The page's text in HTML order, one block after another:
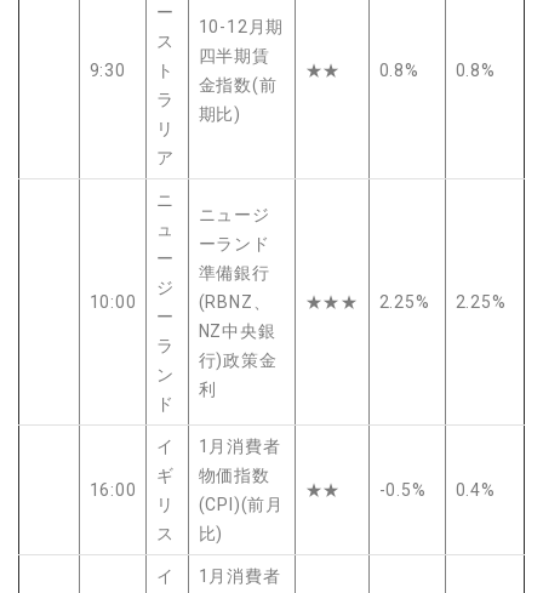
9:30
ー
ス
ト
ラ
リ
ア
10-12月期
四半期賃
金指数(前
期比)
★★ 0.8% 0.8%
10:00
ニ
ュ
ー
ジ
ー
ラ
ン
ド
ニュージ
ーランド
準備銀行
(RBNZ、
NZ中央銀
行)政策金
利
★★★ 2.25% 2.25%
16:00
イ
ギ
リ
ス
1月消費者
物価指数
(CPI)(前月
比)
★★ -0.5% 0.4%
イ
1月消費者